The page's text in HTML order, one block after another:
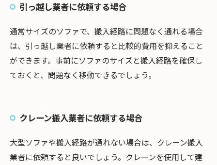
引っ越し業者に依頼する場合
通常サイズのソファで、搬入経路に問題なく通れる場合
は、引っ越し業者に依頼すると比較的費用を抑えること
ができます。事前にソファのサイズと搬入経路を確保し
ておくと、問題なく移動できるでしょう。
クレーン搬入業者に依頼する場合
大型ソファや搬入経路が通れない場合は、クレーン搬入
業者に依頼すると良いでしょう。クレーンを使用して建